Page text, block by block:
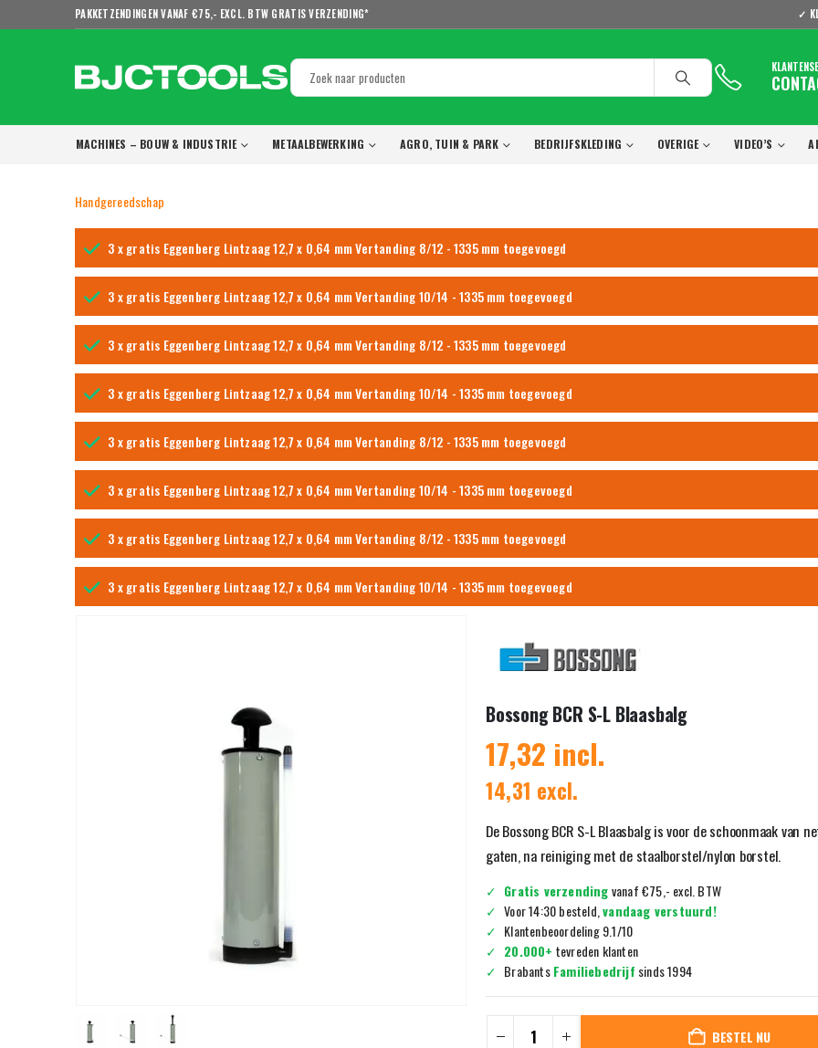
PAKKETZENDINGEN VANAF €75,- EXCL. BTW GRATIS VERZENDING* ✓
MACHINES – BOUW & INDUSTRIE METAALBEWERKING AGRO, TUIN & PARK BEDRIJFSKLEDING OVERIGE VIDEO’S
Handgereedschap
3 x gratis Eggenberg Lintzaag 12,7 x 0,64 mm Vertanding 8/12 - 1335 mm toegevoegd
3 x gratis Eggenberg Lintzaag 12,7 x 0,64 mm Vertanding 10/14 - 1335 mm toegevoegd
3 x gratis Eggenberg Lintzaag 12,7 x 0,64 mm Vertanding 8/12 - 1335 mm toegevoegd
3 x gratis Eggenberg Lintzaag 12,7 x 0,64 mm Vertanding 10/14 - 1335 mm toegevoegd
3 x gratis Eggenberg Lintzaag 12,7 x 0,64 mm Vertanding 8/12 - 1335 mm toegevoegd
3 x gratis Eggenberg Lintzaag 12,7 x 0,64 mm Vertanding 10/14 - 1335 mm toegevoegd
3 x gratis Eggenberg Lintzaag 12,7 x 0,64 mm Vertanding 8/12 - 1335 mm toegevoegd
3 x gratis Eggenberg Lintzaag 12,7 x 0,64 mm Vertanding 10/14 - 1335 mm toegevoegd
Bossong BCR S-L Blaasbalg
17,32 incl.
14,31 excl.
De Bossong BCR S-L Blaasbalg is voor de schoonmaak van
gaten, na reiniging met de staalborstel/nylon borstel.
Gratis verzendingvanaf €75,- excl. BTW
Voor 14:30 besteld,vandaag verstuurd!
Klantenbeoordeling 9.1/10
20.000+ tevreden klanten
BrabantsFamiliebedrijf sinds 1994
BESTEL NU